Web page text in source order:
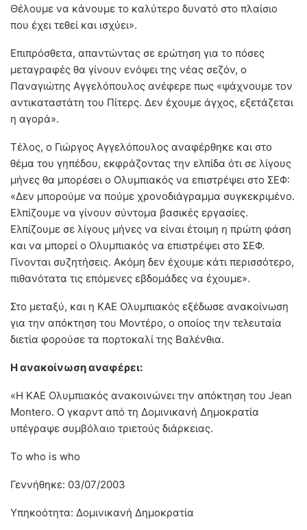
Θέλουμε να κάνουμε το καλύτερο δυνατό στο πλαίσιο
που έχει τεθεί και ισχύει».
Επιπρόσθετα, απαντώντας σε ερώτηση για το πόσες
μεταγραφές θα γίνουν ενόψει της νέας σεζόν, ο
Παναγιώτης Αγγελόπουλος ανέφερε πως «ψάχνουμε τον
αντικαταστάτη του Πίτερς. Δεν έχουμε άγχος, εξετάζεται
η αγορά».
Τέλος, ο Γιώργος Αγγελόπουλος αναφέρθηκε και στο
θέμα του γηπέδου, εκφράζοντας την ελπίδα ότι σε λίγους
μήνες θα μπορέσει ο Ολυμπιακός να επιστρέψει στο ΣΕΦ:
«Δεν μπορούμε να πούμε χρονοδιάγραμμα συγκεκριμένο.
Ελπίζουμε να γίνουν σύντομα βασικές εργασίες.
Ελπίζουμε σε λίγους μήνες να είναι έτοιμη η πρώτη φάση
και να μπορεί ο Ολυμπιακός να επιστρέψει στο ΣΕΦ.
Γίνονται συζητήσεις. Ακόμη δεν έχουμε κάτι περισσότερο,
πιθανότατα τις επόμενες εβδομάδες να έχουμε».
Στο μεταξύ, και η ΚΑΕ Ολυμπιακός εξέδωσε ανακοίνωση
για την απόκτηση του Μοντέρο, ο οποίος την τελευταία
διετία φορούσε τα πορτοκαλί της Βαλένθια.
Η ανακοίνωση αναφέρει:
«Η ΚΑΕ Ολυμπιακός ανακοινώνει την απόκτηση του Jean
Montero. Ο γκαρντ από τη Δομινικανή Δημοκρατία
υπέγραψε συμβόλαιο τριετούς διάρκειας.
Το who is who
Γεννήθηκε: 03/07/2003
Υπηκοότητα: Δομινικανή Δημοκρατία